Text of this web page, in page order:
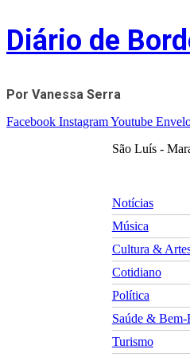
Skip
to
content
Diário de
Por Vanessa Serra
Facebook InstagramYoutube
São Luís -
Notícias
Música
Cultura &
Cotidiano
Política
Saúde & Bem-
Turismo